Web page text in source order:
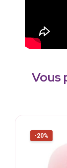
Vous
-20%